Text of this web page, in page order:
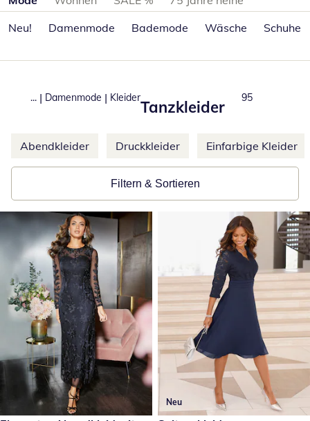
Neu!
Damenmode Bademode Wäsche Schuhe
... | Damenmode | Kleider
Tanzkleider
Produkte
95
Weitere Kategorien überspringen
Abendkleider Druckkleider Einfarbige Kleider
Filtern & Sortieren
Neu